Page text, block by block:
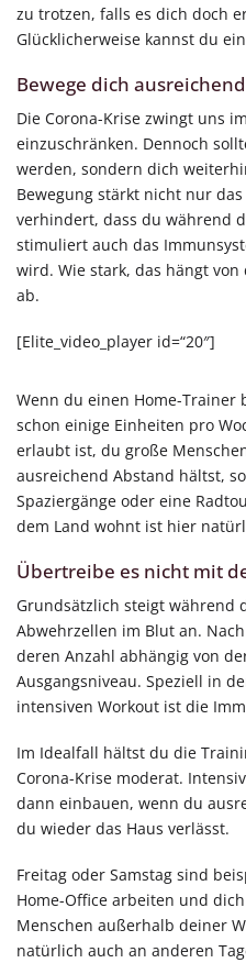
zu trotzen, falls es dich doch
Glücklicherweise kannst du
Bewege dich ausreichend
Die Corona-Krise zwingt uns
einzuschränken. Dennoch
werden, sondern dich
Bewegung stärkt nicht nur
verhindert, dass du während
stimuliert auch das
wird. Wie stark, das hängt
ab.
[Elite_video_player id=“20″]
Wenn du einen Home-
schon einige Einheiten pro
erlaubt ist, du große
ausreichend Abstand hältst,
Spaziergänge oder eine
dem Land wohnt ist hier
Übertreibe es nicht mit
Grundsätzlich steigt während
Abwehrzellen im Blut an.
deren Anzahl abhängig von
Ausgangsniveau. Speziell in
intensiven Workout ist die
Im Idealfall hältst du die
Corona-Krise moderat.
dann einbauen, wenn du
du wieder das Haus verlässt.
Freitag oder Samstag sind
Home-Office arbeiten und
Menschen außerhalb deiner
natürlich auch an anderen